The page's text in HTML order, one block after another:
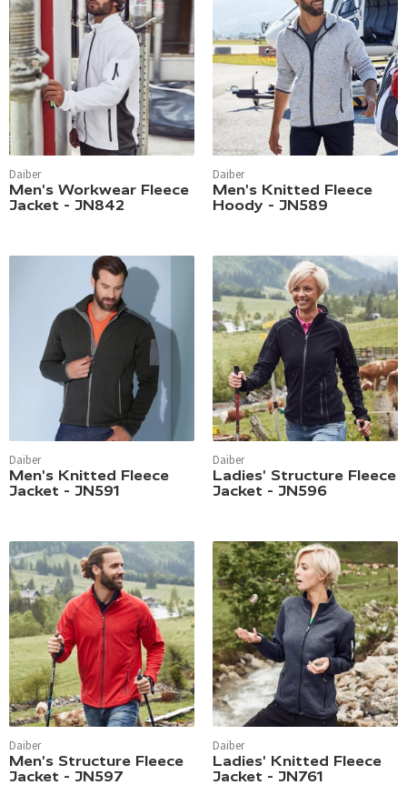
Daiber
Men's Workwear Fleece
Jacket - JN842
Daiber
Men's Knitted Fleece
Hoody - JN589
Daiber
Men's Knitted Fleece
Jacket - JN591
Daiber
Ladies' Structure Fleece
Jacket - JN596
Daiber
Men's Structure Fleece
Jacket - JN597
Daiber
Ladies' Knitted Fleece
Jacket - JN761